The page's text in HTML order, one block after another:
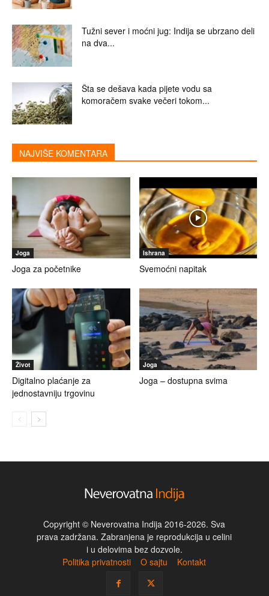
Tužni sever i moćni jug: Indija se ubrzano deli
na dva...
Šta se dešava kada pijete vodu sa
komoračem svake večeri tokom...
NAJVIŠE KOMENTARA
Joga
Joga za početnike
Ishrana
Svemoćni napitak
Život
Digitalno plaćanje za
jednostavniju trgovinu
Joga
Joga – dostupna svima
Copyright © Neverovatna Indija 2016-2026. Sva
prava zadržana. Zabranjena je reprodukcija u celini
i u delovima bez dozvole.
Politika privatnosti
O sajtu Kontakt